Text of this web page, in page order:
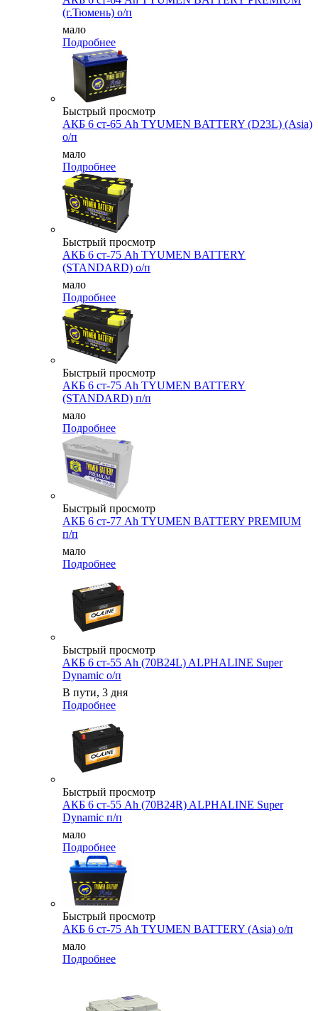
(г.Тюмень) о/п
мало
Подробнее
Быстрый просмотр
АКБ 6 ст-65 Ah TYUMEN BATTERY (D23L) (Asia)
о/п
мало
Подробнее
Быстрый просмотр
АКБ 6 ст-75 Аh TYUMEN BATTERY
(STANDARD) о/п
мало
Подробнее
Быстрый просмотр
АКБ 6 ст-75 Аh TYUMEN BATTERY
(STANDARD) п/п
мало
Подробнее
Быстрый просмотр
АКБ 6 ст-77 Аh TYUMEN BATTERY PREMIUM
п/п
мало
Подробнее
Быстрый просмотр
АКБ 6 ст-55 Ah (70B24L) ALPHALINE Super
Dynamic о/п
В пути, 3 дня
Подробнее
Быстрый просмотр
АКБ 6 ст-55 Ah (70B24R) ALPHALINE Super
Dynamic п/п
мало
Подробнее
Быстрый просмотр
АКБ 6 ст-75 Аh TYUMEN BATTERY (Asia) о/п
мало
Подробнее